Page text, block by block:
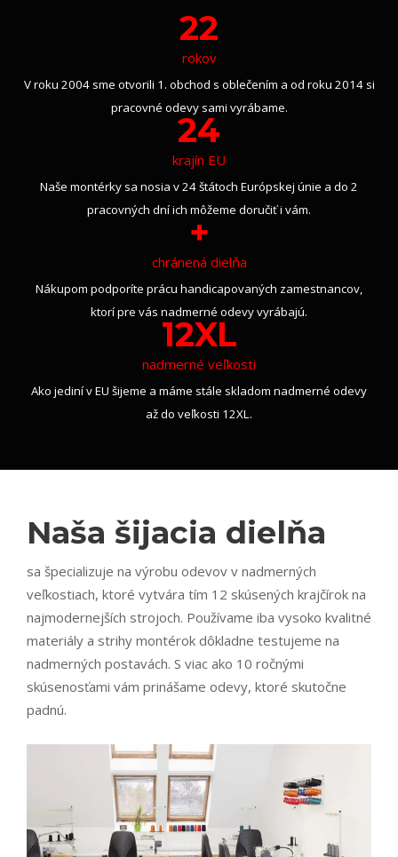
22
rokov
V roku 2004 sme otvorili 1. obchod s oblečením a od roku 2014 si
pracovné odevy sami vyrábame.
24
krajín EU
Naše montérky sa nosia v 24 štátoch Európskej únie a do 2
pracovných dní ich môžeme doručiť i vám.
+
chránená dielňa
Nákupom podporíte prácu handicapovaných zamestnancov,
ktorí pre vás nadmerné odevy vyrábajú.
12XL
nadmerné veľkosti
Ako jediní v EU šijeme a máme stále skladom nadmerné odevy
až do veľkosti 12XL.
Naša šijacia dielňa
sa špecializuje na výrobu odevov v nadmerných
veľkostiach, ktoré vytvára tím 12 skúsených krajčírok na
najmodernejších strojoch. Používame iba vysoko kvalitné
materiály a strihy montérok dôkladne testujeme na
nadmerných postavách. S viac ako 10 ročnými
skúsenosťami vám prinášame odevy, ktoré skutočne
padnú.